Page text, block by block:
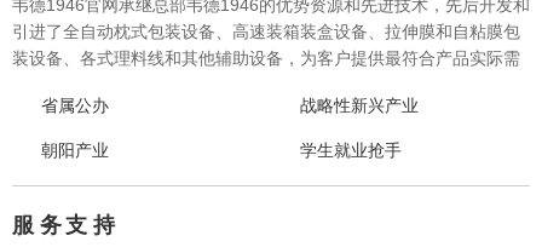
韦德1946官网承继总部韦德1946的优势资源和先进技术，先后开发和
引进了全自动枕式包装设备、高速装箱装盒设备、拉伸膜和自粘膜包
装设备、各式理料线和其他辅助设备，为客户提供最符合产品实际需
发、采购、生产、售后一站式整体服务，广泛应用于方便食品、休闲
食品、冷冻食品、海产品、医药、生鲜果蔬、烘焙等各个行业领域。
省属公办 战略性新兴产业
朝阳产业 学生就业抢手
服 务支 持